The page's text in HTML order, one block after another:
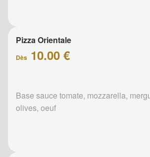
Pizza Orientale
Dès 10.00 €
Base sauce tomate, mozzarella,
olives, oeuf